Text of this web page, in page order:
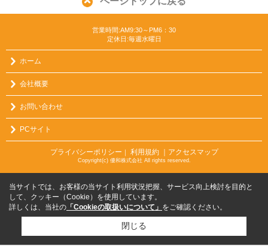
営業時間:AM9:30～PM6：30
定休日:毎週水曜日
ホーム
会社概要
お問い合わせ
PCサイト
プライバシーポリシー ｜ 利用規約 ｜アクセスマップ
Copyright(c) 優和株式会社 All rights reserved.
当サイトでは、お客様の当サイト利用状況把握、サービス向上検討を目的と
して、クッキー（Cookie）を使用しています。
詳しくは、当社の 「Cookieの取扱いについて」 をご確認ください。
閉じる